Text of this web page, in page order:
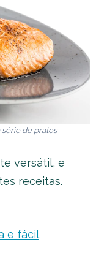
de pratos
versátil, e
receitas.
e fácil